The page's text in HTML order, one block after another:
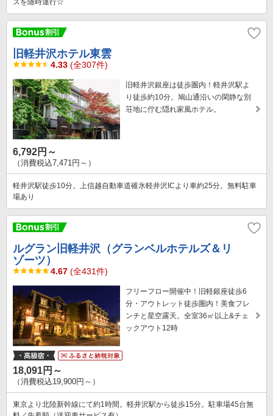
スを随時運行☆
旧軽井沢ホテル東雲
4.33 (全307件)
旧軽井沢銀座は徒歩圏内！軽井沢駅よ
り徒歩約10分。鳩山通沿いの閑静な別
荘地に佇む隠れ家風ホテル。
6,792円～
（消費税込7,471円～）
軽井沢駅徒歩10分。上信越自動車道碓氷軽井沢ICより車約25分。無料駐車
場あり
ルグラン旧軽井沢（グランベルホテルズ＆リ
ゾーツ）
4.67 (全431件)
フリーフロー開催中！旧軽銀座徒歩6
分・アウトレット徒歩圏内！美食フレ
ンチと星空露天。全室36㎡以上&チェ
ックアウト12時
18,091円～
（消費税込19,900円～）
東京より北陸新幹線にて約1時間。軽井沢駅から徒歩15分。駐車場45台無